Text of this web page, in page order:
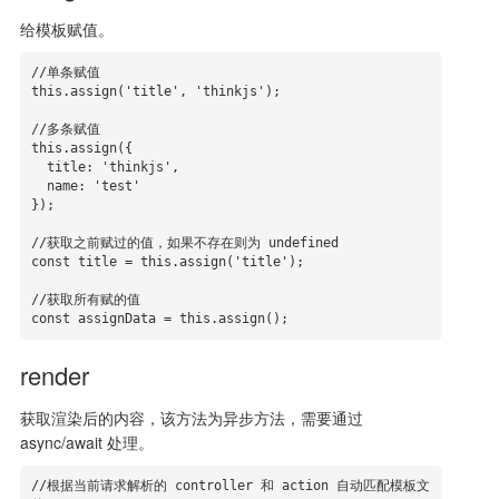
给模板赋值。
//单条赋值
this.assign('title', 'thinkjs');
//多条赋值
this.assign({
});
//获取之前赋过的值，如果不存在则为 undefined
const title = this.assign('title');
//获取所有赋的值
const assignData = this.assign();
render
获取渲染后的内容，该方法为异步方法，需要通过
async/await 处理。
//根据当前请求解析的 controller 和 action 自动匹配模板文